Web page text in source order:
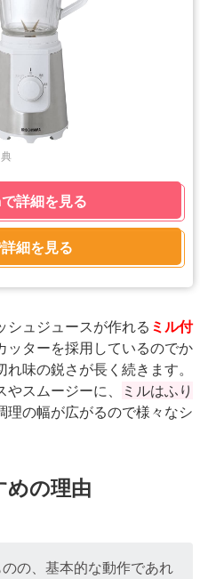
詳細を見る
細を見る
シュジュースが作れる ミル付
ッターを採用しているのでか
味の鋭さが長く続きます。
スムージーに、
ミルはふり
理の幅が広がるので様々なシ
の理由
の、基本的な動作であれ